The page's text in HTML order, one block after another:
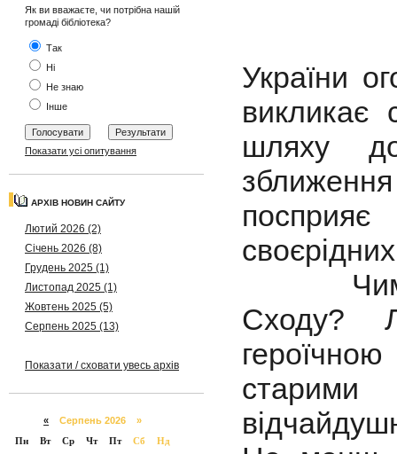
Як ви вважаєте, чи потрібна нашій
громаді бібліотека?
Так
Ні
Не знаю
Інше
Показати усі опитування
АРХІВ НОВИН САЙТУ
Лютий 2026 (2)
Січень 2026 (8)
Грудень 2025 (1)
Листопад 2025 (1)
Жовтень 2025 (5)
Серпень 2025 (13)
Показати / сховати увесь архів
« Серпень 2026 »
Пн
Вт Ср Чт Пт Сб Нд
України
шляху
зближення
посприяє
Чим
Сходу?